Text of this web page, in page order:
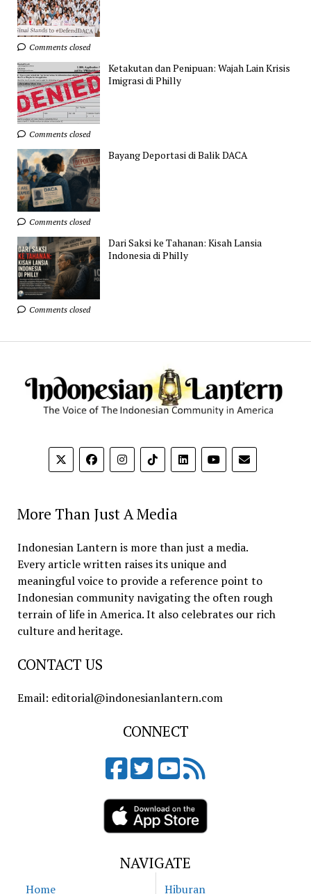
Comments closed
Ketakutan dan Penipuan: Wajah Lain Krisis
Imigrasi di Philly
Comments closed
Bayang Deportasi di Balik DACA
Comments closed
Dari Saksi ke Tahanan: Kisah Lansia
Indonesia di Philly
Comments closed
More Than Just A Media
Indonesian Lantern is more than just a media.
Every article written raises its unique and
meaningful voice to provide a reference point to
Indonesian community navigating the often rough
terrain of life in America. It also celebrates our rich
culture and heritage.
CONTACT US
Email: editorial@indonesianlantern.com
CONNECT
NAVIGATE
Home Hiburan